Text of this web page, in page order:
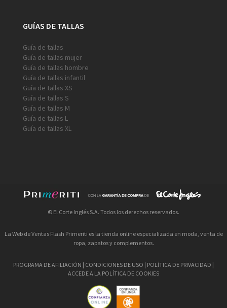
GUÍAS DE TALLAS
Guía de tallas
Guía de tallas mujer
Guía de tallas hombre
Guía de tallas infantil
Guía de tallas XS
Guía de tallas S
Guía de tallas M
Guía de tallas L
Guía de tallas XL
© El Corte Inglés S.A. Todos los derechos reservados.
La Web de Ventas Flash Primeriti es la tienda online especializada en moda, venta de
ropa, zapatos y complementos.
PROGRAMA DE AFILIACIÓN | CONDICIONES DE USO | POLÍTICA DE PRIVACIDAD |
ACCEDE A LA POLÍTICA DE COOKIES